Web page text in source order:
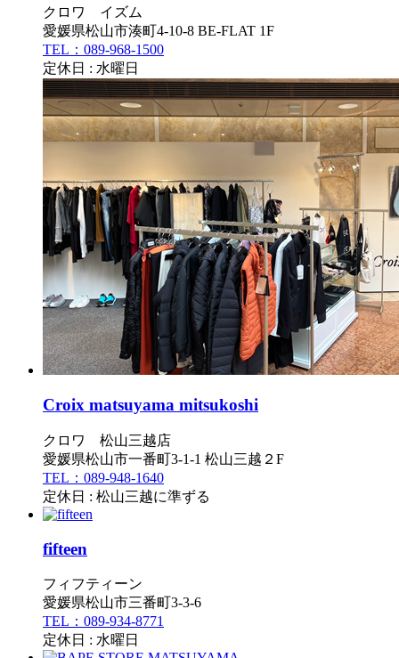
クロワ イズム
愛媛県松山市湊町4-10-8 BE-FLAT 1F
TEL：089-968-1500
定休日 : 水曜日
Croix matsuyama mitsukoshi
クロワ 松山三越店
愛媛県松山市一番町3-1-1 松山三越２F
TEL：089-948-1640
定休日 : 松山三越に準ずる
fifteen
フィフティーン
愛媛県松山市三番町3-3-6
TEL：089-934-8771
定休日 : 水曜日